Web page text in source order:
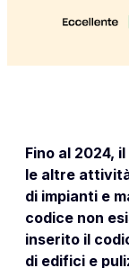
Fino al 2024,
le altre
di impianti e
codice non
inserito il
di edifici e